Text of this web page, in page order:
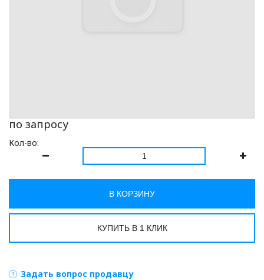
по запросу
Кол-во:
В КОРЗИНУ
КУПИТЬ В 1 КЛИК
Задать вопрос продавцу